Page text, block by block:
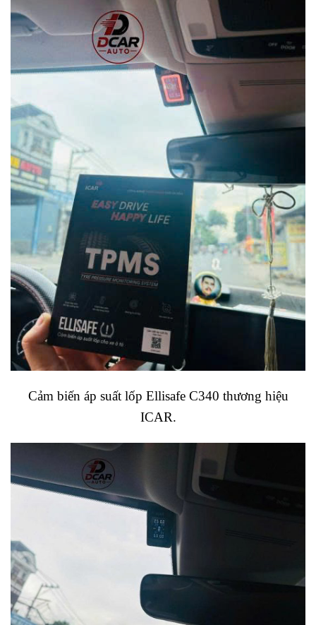
Cảm biến áp suất lốp Ellisafe C340 thương hiệu
ICAR.